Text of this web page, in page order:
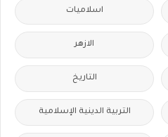
اسلاميات
الازهر
التاريخ
التربية الدينية الإسلامية